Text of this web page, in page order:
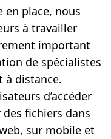
en place, nous
à travailler
important
de spécialistes
à distance.
d’accéder
fichiers dans
sur mobile et